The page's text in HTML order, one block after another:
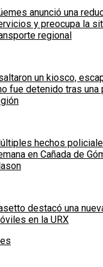
anunció una
y preocupa la
regional
un kiosco,
fue detenido tras una
hechos
en Cañada de
destacó una
en la URX